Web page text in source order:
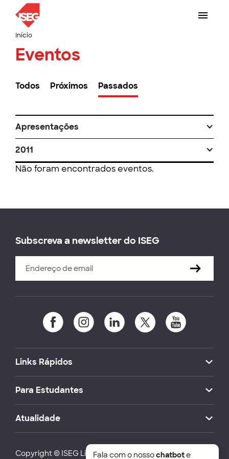
Início
Eventos
Todos Próximos Passados
Apresentações
2011
Não foram encontrados eventos.
Subscreva a newsletter do ISEG
Links Rápidos
Para Estudantes
Atualidade
Copyright © ISEG Lisbon School of Economics and
Fala com o nossochatbote